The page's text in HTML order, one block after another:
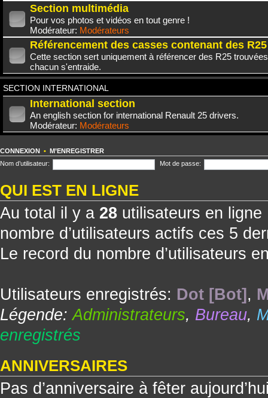
Section multimédia
Pour vos photos et vidéos en tout genre !
Modérateur: Modérateurs
Référencement des casses contenant des R25
Cette section sert uniquement à référencer des R25
chacun s'entraide.
SECTION INTERNATIONAL
International section
An english section for international Renault 25 drivers.
Modérateur: Modérateurs
CONNEXION • M’ENREGISTRER
Nom d’utilisateur:
Mot de passe:
QUI EST EN LIGNE
Au total il y a 28 utilisateurs en
nombre d’utilisateurs actifs ces 5
Le record du nombre d’utilisateurs
Utilisateurs enregistrés: Dot [Bot] ,
Légende:Administrateurs, Bureau,
enregistrés
ANNIVERSAIRES
Pas d’anniversaire à fêter